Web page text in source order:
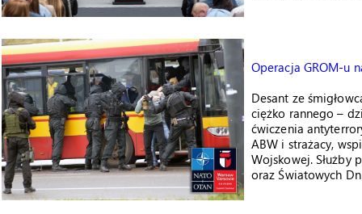
Operacja GROM-u
Desant ze
ciężko rannego –
ćwiczenia
ABW i strażacy,
Wojskowej. Służby
oraz Światowych